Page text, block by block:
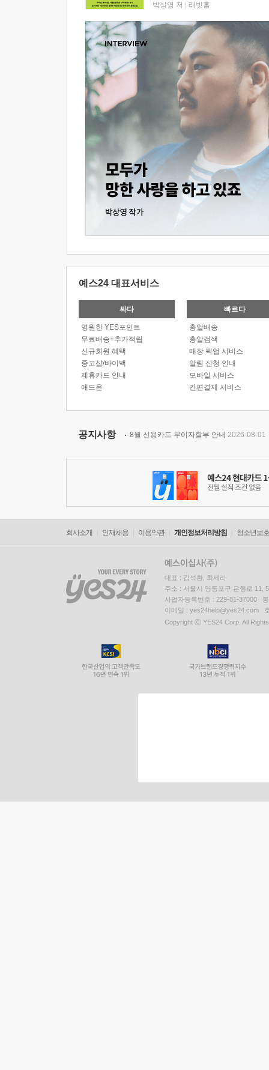
박상영 저 래빗홀
예스24 대표서비스
싸다
영원한 YES포인트
무료배송+추가적립
신규회원 혜택
중고샵/바이백
제휴카드 안내
애드온
빠르다
총알배송
총알검색
매장 픽업 서비스
알림 신청 안내
모바일 서비스
간편결제 서비스
공지사항 8월 신용카드 무이자할부 안내 2026-08-01
회사소개 인재채용 이용약관 개인정보처리방침 청소년보
대표 : 김석환, 최세라
주소 : 서울시 영등포구 은행로 11,
사업자등록번호 : 229-81-37000
이메일 : yes24help@yes24.com
Copyright ⓒ YES24 Corp. All